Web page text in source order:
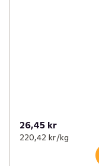
26,45 kr
220,42 kr /kg